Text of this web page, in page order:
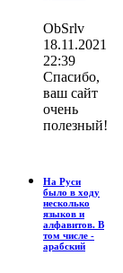
ОbSrlv
18.11.2021
22:39
Спасибо,
ваш сайт
очень
полезный!
На Руси
было в ходу
несколько
языков и
алфавитов. В
том числе -
арабский